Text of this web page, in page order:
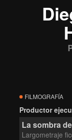
FILMOGRAFÍA
Productor
La sombra
Largometraje